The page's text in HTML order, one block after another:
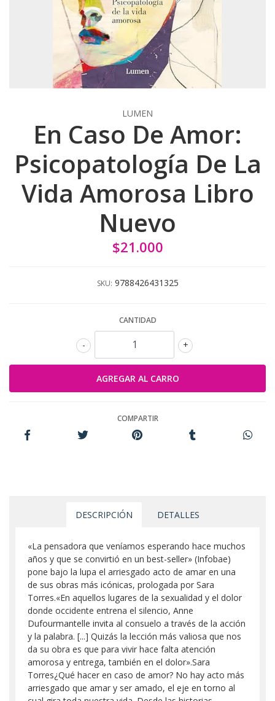
LUMEN
En Caso De Amor:
Psicopatología De La
Vida Amorosa Libro
Nuevo
$21.000
SKU: 9788426431325
CANTIDAD
+
-
COMPARTIR
DESCRIPCIÓN DETALLES
«La pensadora que veníamos esperando hace muchos
años y que se convirtió en un best-seller» (Infobae)
pone bajo la lupa el arriesgado acto de amar en una
de sus obras más icónicas, prologada por Sara
Torres.«En aquellos lugares de la sexualidad y el dolor
donde occidente entrena el silencio, Anne
Dufourmantelle invita al consuelo a través de la acción
y la palabra. [...] Quizás la lección más valiosa que nos
da su obra es que para vivir hace falta atención
amorosa y entrega, también en el dolor».Sara
Torres¿Qué hacer en caso de amor? No hay acto más
arriesgado que amar y ser amado, el eje en torno al